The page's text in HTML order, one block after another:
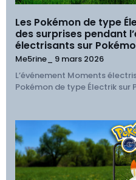
Les Pokémon de type
des surprises pendant
électrisants sur
Me5rine_ 9 mars 2026
L’événement Moments
Pokémon de type Électrik sur